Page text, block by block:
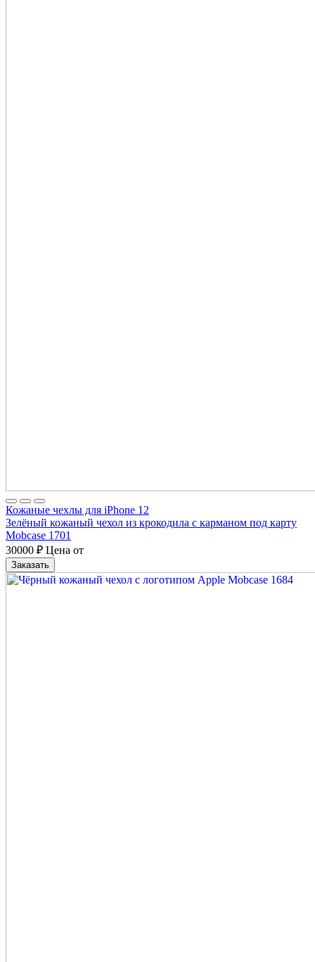
Кожаные чехлы для iPhone 12
Зелёный кожаный чехол из крокодила с карманом под карту
Mobcase 1701
30000 ₽ Цена от
Заказать